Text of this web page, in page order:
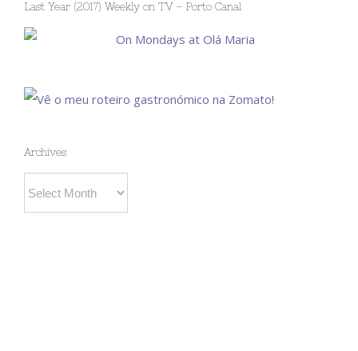
Last Year (2017) Weekly on TV – Porto Canal
Archives